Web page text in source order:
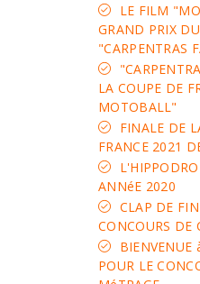
LE FILM
GRAND PRIX
"CARPENTRAS
LA COUPE DE
MOTOBALL"
FINALE DE
FRANCE 2021
ANNéE 2020
CLAP DE
CONCOURS DE
BIENVENUE
POUR LE